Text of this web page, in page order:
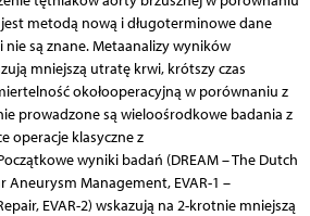
metodą nową i długoterminowe dane
nie są znane. Metaanalizy wyników
mniejszą utratę krwi, krótszy czas
okołooperacyjną w porównaniu z
prowadzone są wieloośrodkowe badania z
operacje klasyczne z
wyniki badań (DREAM – The Dutch
Aneurysm Management, EVAR-1 –
EVAR-2) wskazują na 2-krotnie mniejszą